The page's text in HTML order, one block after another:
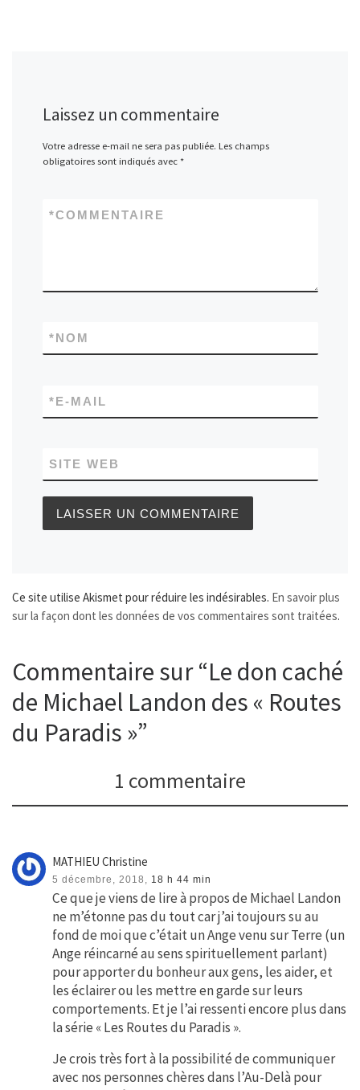
Laissez un commentaire
Votre adresse e-mail ne sera pas publiée. Les champs
obligatoires sont indiqués avec *
COMMENTAIRE
*
NOM
*
E-MAIL
*
SITE WEB
Ce site utilise Akismet pour réduire les indésirables. En savoir plus
sur la façon dont les données de vos commentaires sont traitées.
Commentaire sur “Le don caché
de Michael Landon des « Routes
du Paradis »”
1 commentaire
MATHIEU Christine
5 décembre, 2018, 18 h 44 min
Ce que je viens de lire à propos de Michael Landon
ne m’étonne pas du tout car j’ai toujours su au
fond de moi que c’était un Ange venu sur Terre (un
Ange réincarné au sens spirituellement parlant)
pour apporter du bonheur aux gens, les aider, et
les éclairer ou les mettre en garde sur leurs
comportements. Et je l’ai ressenti encore plus dans
la série « Les Routes du Paradis ».
Je crois très fort à la possibilité de communiquer
avec nos personnes chères dans l’Au-Delà pour